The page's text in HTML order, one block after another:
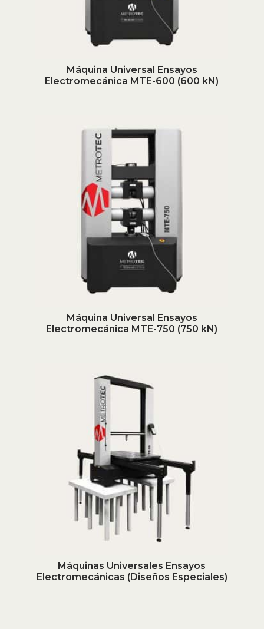
Máquina Universal Ensayos
Electromecánica MTE-600 (600 kN)
Máquina Universal Ensayos
Electromecánica MTE-750 (750 kN)
Máquinas Universales Ensayos
Electromecánicas (Diseños Especiales)